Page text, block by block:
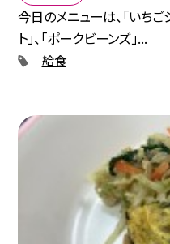
今日のメニューは、「いちご
ト」、「ポークビーンズ」...
給食